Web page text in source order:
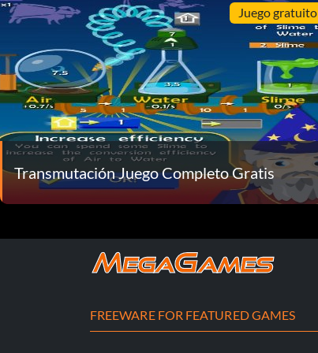
Juego gratuito
Transmutación Juego Completo Gratis
FREEWARE FOR FEATURED GAMES